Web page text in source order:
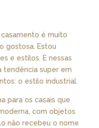
é muito
gostosa. Estou
e estilos. E nessas
tendência super em
o estilo industrial.
para os casais que
com objetos
não recebeu o nome